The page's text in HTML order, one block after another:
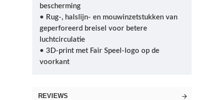
bescherming
• Rug-, halslijn- en mouwinzetstukken van
geperforeerd breisel voor betere
luchtcirculatie
• 3D-print met Fair Speel-logo op de
voorkant
REVIEWS